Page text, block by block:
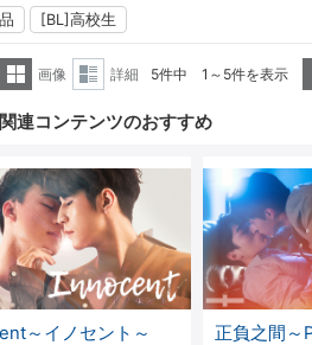
[BL]高校生
表示
画像
表示
詳細 5件中 1～5件を表示
連コンテンツのおすすめ
～イノセント～ 正負之間～